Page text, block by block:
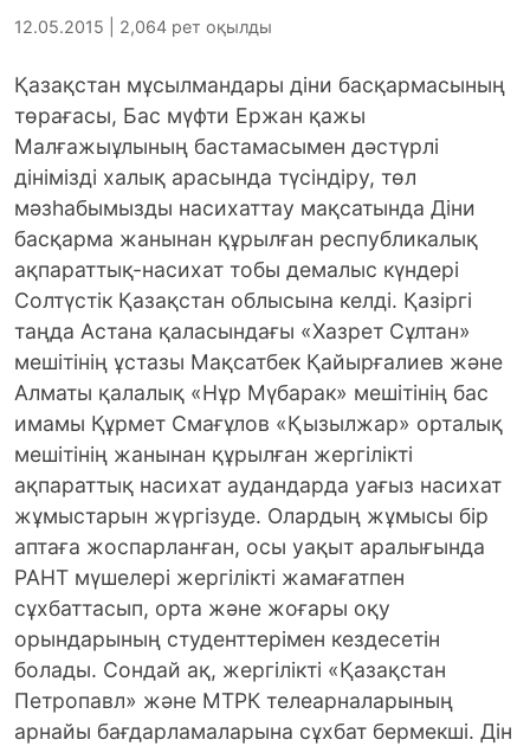
12.05.2015 | 2,064 рет оқылды
Қазақстан мұсылмандары діни басқармасының
төрағасы, Бас мүфти Ержан қажы
Малғажыұлының бастамасымен дәстүрлі
дінімізді халық арасында түсіндіру, төл
мәзһабымызды насихаттау мақсатында Діни
басқарма жанынан құрылған республикалық
ақпараттық-насихат тобы демалыс күндері
Солтүстік Қазақстан облысына келді. Қазіргі
таңда Астана қаласындағы «Хазрет Сұлтан»
мешітінің ұстазы Мақсатбек Қайырғалиев және
Алматы қалалық «Нұр Мүбарак» мешітінің бас
имамы Құрмет Смағұлов «Қызылжар» орталық
мешітінің жанынан құрылған жергілікті
ақпараттық насихат аудандарда уағыз насихат
жұмыстарын жүргізуде. Олардың жұмысы бір
аптаға жоспарланған, осы уақыт аралығында
РАНТ мүшелері жергілікті жамағатпен
сұхбаттасып, орта және жоғары оқу
орындарының студенттерімен кездесетін
болады. Сондай ақ, жергілікті «Қазақстан
Петропавл» және МТРК телеарналарының
арнайы бағдарламаларына сұхбат бермекші. Дін